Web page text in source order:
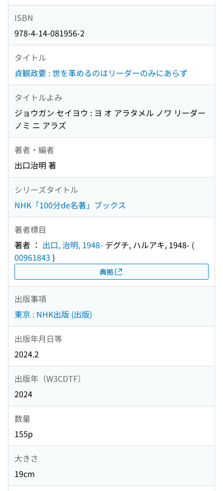
ISBN
978-4-14-081956-2
タイトル
貞観政要 : 世を革めるのはリーダーのみにあらず
タイトルよみ
ジョウガン セイヨウ : ヨ オ アラタメル ノワ リーダー
ノミ ニ アラズ
著者・編者
出口治明 著
シリーズタイトル
NHK「100分de名著」ブックス
著者標目
著者 ： 出口, 治明, 1948- デグチ, ハルアキ, 1948- (
00961843 )
典拠
出版事項
東京 : NHK出版 (出版)
出版年月日等
2024.2
出版年（W3CDTF）
2024
数量
155p
大きさ
19cm